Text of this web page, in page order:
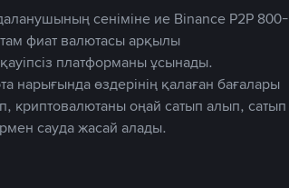
сеніміне ие Binance P2P 800-
фиат валютасы арқылы
платформаны ұсынады.
өздерінің қалаған бағалары
криптовалютаны оңай сатып алып, сатып
сауда жасай алады.